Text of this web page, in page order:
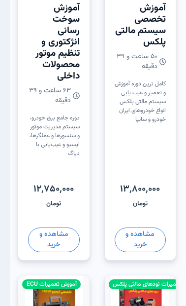
آموزش
تخصصی
سیستم مالتی
پلکس
50 ساعت و 39
دقیقه
کامل ترین دوره آموزش
و تعمیر و عیب یابی
سیستم مالتی پلکس
انواع خودروهای ایران
خودرو و سایپا
13,800,000
تومان
مشاهده و
خرید
آموزش
سوخت
رسانی
انژکتوری و
تنظیم موتور
محصولات
داخلی
63 ساعت و 39
دقیقه
دوره جامع برق خودرو،
سیستم مدیریت موتور
و سنسورها و عملگرها،
ایسیو و عیب‌یابی با
دیاگ
12,750,000
تومان
مشاهده و
خرید
تعمیرات نودهای مالتی پلکس آموزش تعمیرات ECU